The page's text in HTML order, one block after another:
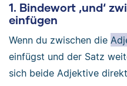
1. Bindewort ‚und‘
einfügen
Wenn du zwischen die
einfügst und der Satz
sich beide Adjektive